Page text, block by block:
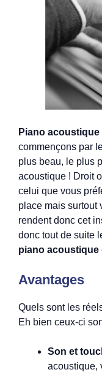
Piano
commençons par
plus beau, le plus
acoustique ! Droit
celui que vous
place mais surtout
rendent donc cet
donc tout de suite
piano
Avantages
Quels sont les
Eh bien ceux-ci
Son et
acoustique,